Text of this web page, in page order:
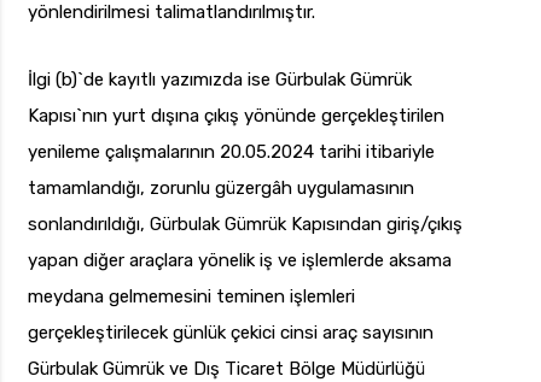
yönlendirilmesi talimatlandırılmıştır.
İlgi (b)`de kayıtlı yazımızda ise Gürbulak Gümrük
Kapısı`nın yurt dışına çıkış yönünde gerçekleştirilen
yenileme çalışmalarının 20.05.2024 tarihi itibariyle
tamamlandığı, zorunlu güzergâh uygulamasının
sonlandırıldığı, Gürbulak Gümrük Kapısından giriş/çıkış
yapan diğer araçlara yönelik iş ve işlemlerde aksama
meydana gelmemesini teminen işlemleri
gerçekleştirilecek günlük çekici cinsi araç sayısının
Gürbulak Gümrük ve Dış Ticaret Bölge Müdürlüğü